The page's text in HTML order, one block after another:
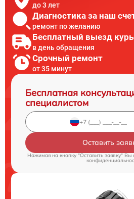
до 3 лет
Диагностика за наш
ремонт по желанию
Бесплатный выезд
в день обращения
Срочный ремонт
от 35 минут
Бесплатная
специалистом
Оставить
Нажимая на кнопку "Оставить заявку" Вы